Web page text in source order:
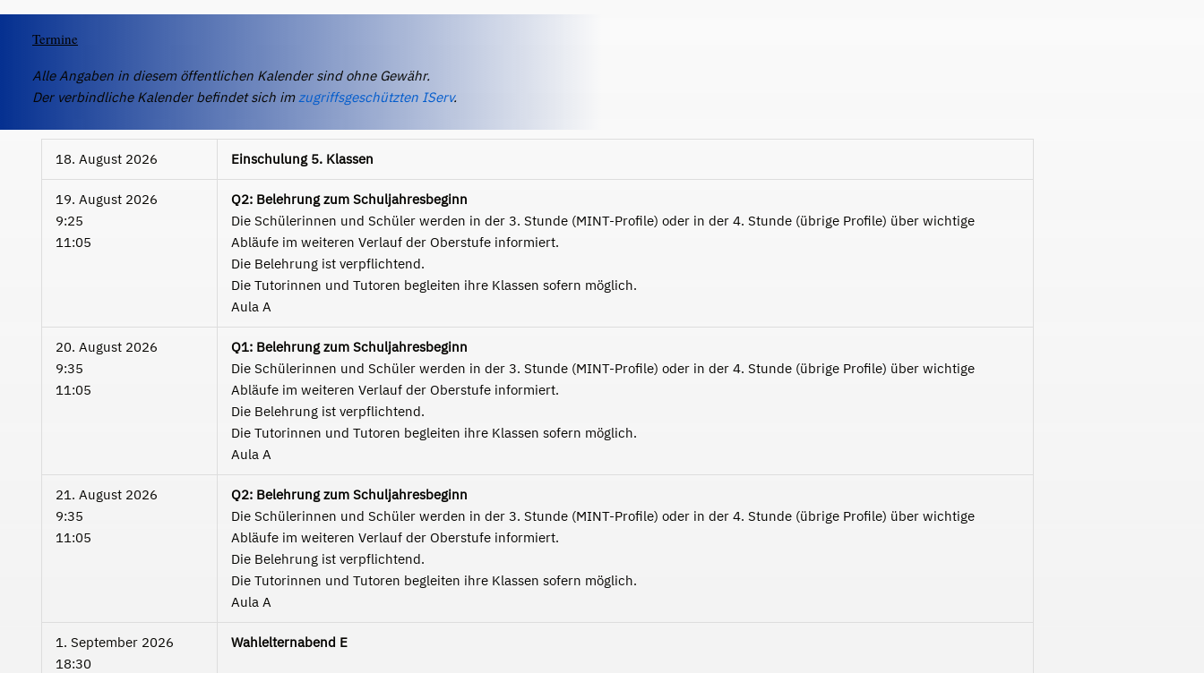
Termine
Alle Angaben in diesem öffentlichen Kalender sind ohne Gewähr.
Der verbindliche Kalender befindet sich imzugriffsgeschützten IServ.
18. August 2026 Einschulung 5. Klassen
19. August 2026
9:25
11:05
Q2: Belehrung zum Schuljahresbeginn
Die Schülerinnen und Schüler werden in der 3. Stunde (MINT-Profile) oder in der 4. Stunde (übrige Profile) über wichtige
Abläufe im weiteren Verlauf der Oberstufe informiert.
Die Belehrung ist verpflichtend.
Die Tutorinnen und Tutoren begleiten ihre Klassen sofern möglich.
Aula A
20. August 2026
9:35
11:05
Q1: Belehrung zum Schuljahresbeginn
Die Schülerinnen und Schüler werden in der 3. Stunde (MINT-Profile) oder in der 4. Stunde (übrige Profile) über wichtige
Abläufe im weiteren Verlauf der Oberstufe informiert.
Die Belehrung ist verpflichtend.
Die Tutorinnen und Tutoren begleiten ihre Klassen sofern möglich.
Aula A
21. August 2026
9:35
11:05
Q2: Belehrung zum Schuljahresbeginn
Die Schülerinnen und Schüler werden in der 3. Stunde (MINT-Profile) oder in der 4. Stunde (übrige Profile) über wichtige
Abläufe im weiteren Verlauf der Oberstufe informiert.
Die Belehrung ist verpflichtend.
Die Tutorinnen und Tutoren begleiten ihre Klassen sofern möglich.
Aula A
1. September 2026
18:30
Wahlelternabend E